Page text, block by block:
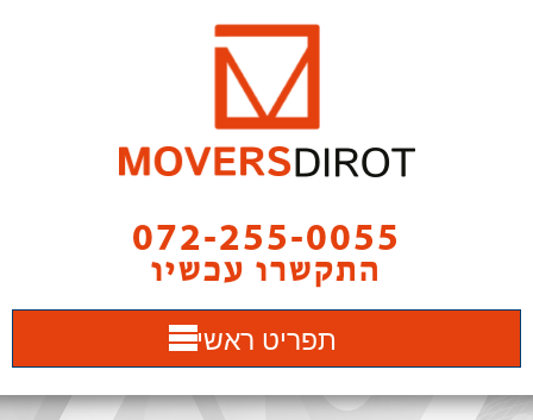
072-255-0055
התקשרו עכשיו
תפריט ראשי